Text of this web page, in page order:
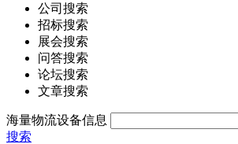
公司搜索
招标搜索
展会搜索
问答搜索
论坛搜索
文章搜索
海量物流设备信息
搜索